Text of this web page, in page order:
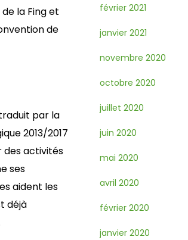
la Fing et
de
par la
2013/2017
des activités
ses
aident les
déjà
février 2021
janvier 2021
novembre 2020
octobre 2020
juillet 2020
juin 2020
mai 2020
avril 2020
février 2020
janvier 2020